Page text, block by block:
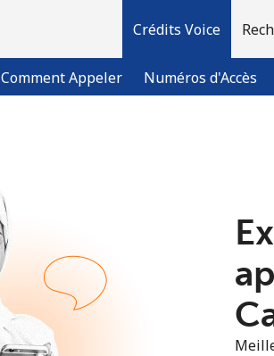
Crédits Voice
Comment Appeler Numéros d'Accès
Vous avez déjà un compte?
S'enregistrer